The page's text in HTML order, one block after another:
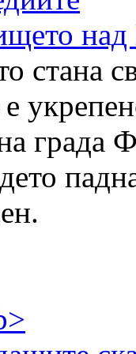
над
стана
е
града